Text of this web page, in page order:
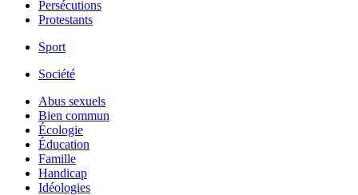
Persécutions
Protestants
Sport
Société
Abus sexuels
Bien commun
Écologie
Éducation
Famille
Handicap
Idéologies